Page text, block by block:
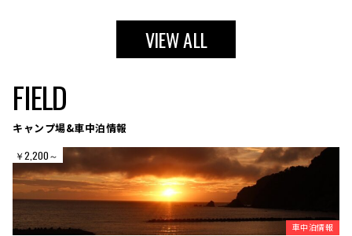
VIEW ALL
FIELD
キャンプ場&車中泊情報
￥2,200～
車中泊情報